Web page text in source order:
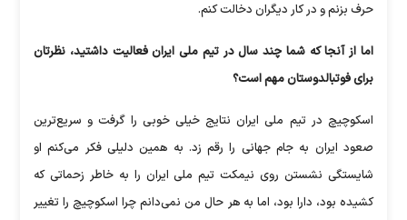
حرف بزنم و در کار دیگران دخالت کنم.
اما از آنجا که شما چند سال در تیم ملی ایران فعالیت داشتید، نظرتان
برای فوتبالدوستان مهم است؟
اسکوچیچ در تیم ملی ایران نتایج خیلی خوبی را گرفت و سریع‌ترین
صعود ایران به جام جهانی را رقم زد. به همین دلیلی فکر می‌کنم او
شایستگی نشستن روی نیمکت تیم ملی ایران را به خاطر زحماتی که
کشیده بود، دارا بود، اما به هر حال من نمی‌دانم چرا اسکوچیچ را تغییر